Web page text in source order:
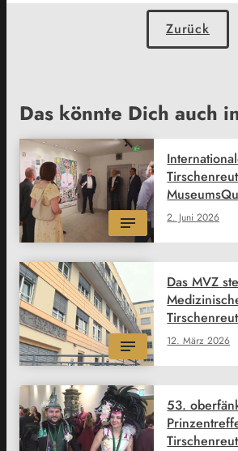
Zurück
Das könnte Dich auch
2. Juni 2026
12. März 2026
Das MVZ
53.